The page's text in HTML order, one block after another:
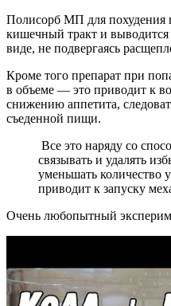
Полисорб МП для похудения
кишечный тракт и
виде, не подвергаясь
Кроме того препарат при
в объеме — это приводит к
снижению аппетита,
съеденной пищи.
Все это наряду со
связывать и удалять
уменьшать количество
приводит к запуску
Очень любопытный